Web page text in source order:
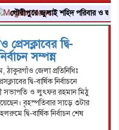
গৌরীপুরে জুলাই শহিদ পরিবার ও জুলাই
প্রেসক্লাবের দ্বি-
সম্পন্ন
জেলা প্রতিনিধিঃ
দ্বি-বার্ষিক নির্বাচনে
ও লুৎফর রহমান মিঠু
বৃহস্পতিবার সাড়ে ৩টার
দ্বি-বার্ষিক নির্বাচন শেষ